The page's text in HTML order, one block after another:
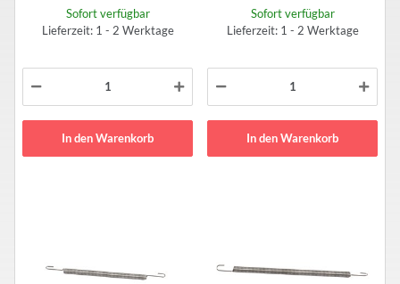
Sofort verfügbar
Lieferzeit: 1 - 2 Werktage
In den Warenkorb
Sofort verfügbar
Lieferzeit: 1 - 2 Werktage
In den Warenkorb